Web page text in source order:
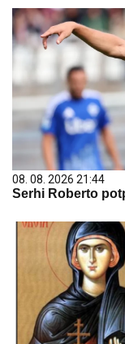
08. 08. 2026 21:44
Serhi Roberto